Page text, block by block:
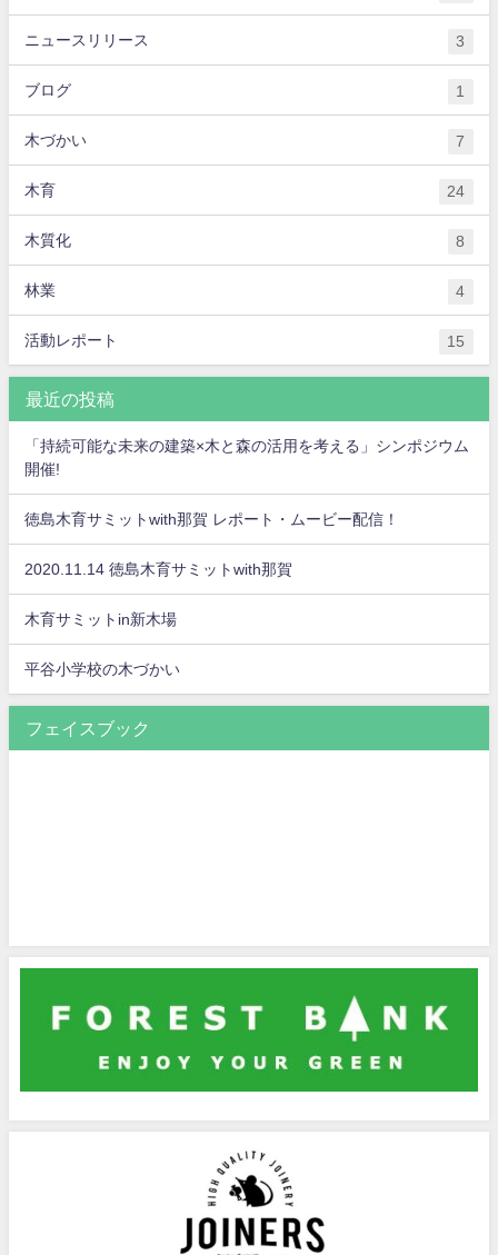
ニュースリリース 3
ブログ 1
木づかい 7
木育 24
木質化 8
林業 4
活動レポート 15
最近の投稿
「持続可能な未来の建築×木と森の活用を考える」シンポジウム
開催!
徳島木育サミットwith那賀 レポート・ムービー配信！
2020.11.14 徳島木育サミットwith那賀
木育サミットin新木場
平谷小学校の木づかい
フェイスブック